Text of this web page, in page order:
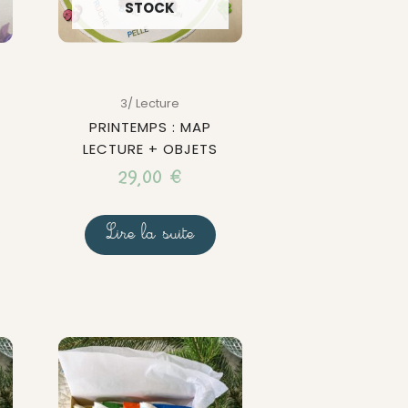
STOCK
3/ Lecture
PRINTEMPS : MAP
LECTURE + OBJETS
29,00 €
Lire la suite